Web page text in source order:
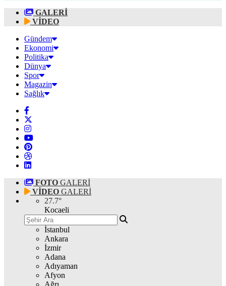
GALERİ
VİDEO
Gündem
Ekonomi
Politika
Dünya
Spor
Magazin
Sağlık
FOTO GALERİ
VİDEO GALERİ
27.7°
Kocaeli
İstanbul
Ankara
İzmir
Adana
Adıyaman
Afyon
Ağrı